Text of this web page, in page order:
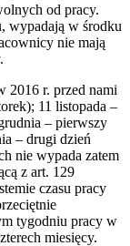
od pracy.
wypadają w środku
nie mają
2016 r. przed nami
11 listopada –
– pierwszy
– drugi dzień
nie wypada zatem
z art. 129
czasu pracy
tygodniu pracy w
miesięcy.